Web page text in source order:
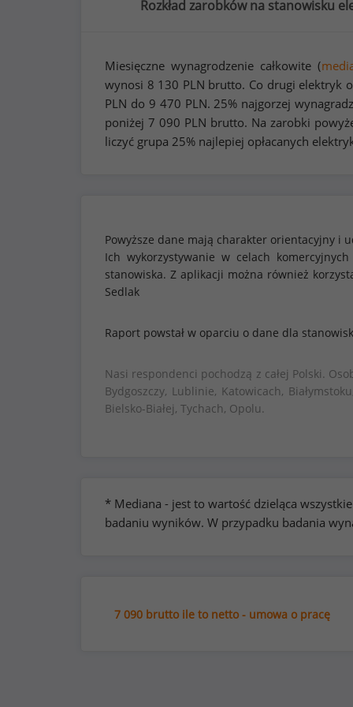
Rozkład zarobków na stanowisku
Miesięczne wynagrodzenie całkowite (
wynosi 8 130 PLN brutto. Co drugi elektryk
PLN do 9 470 PLN. 25% najgorzej
poniżej 7 090 PLN brutto. Na zarobki
liczyć grupa 25% najlepiej opłacanych
Powyższe dane mają charakter orientacyjny i
Ich wykorzystywanie w celach
stanowiska. Z aplikacji można również
Sedlak
Raport powstał w oparciu o dane dla
Nasi respondenci pochodzą z całej Polski.
Bydgoszczy, Lublinie, Katowicach,
Bielsko-Białej, Tychach, Opolu.
* Mediana - jest to wartość dzieląca
badaniu wyników. W przypadku badania
7 090 brutto ile to netto - umowa o pracę